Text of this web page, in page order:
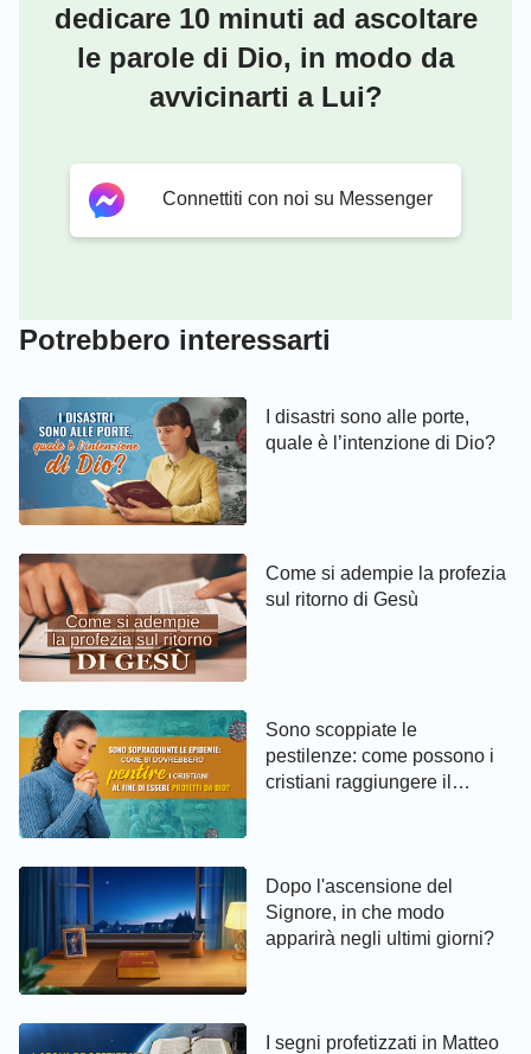
dedicare 10 minuti ad ascoltare
le parole di Dio, in modo da
avvicinarti a Lui?
Connettiti con noi su Messenger
Potrebbero interessarti
I disastri sono alle porte,
quale è l’intenzione di Dio?
Come si adempie la profezia
sul ritorno di Gesù
Sono scoppiate le
pestilenze: come possono i
cristiani raggiungere il
Dopo l'ascensione del
Signore, in che modo
apparirà negli ultimi giorni?
I segni profetizzati in Matteo